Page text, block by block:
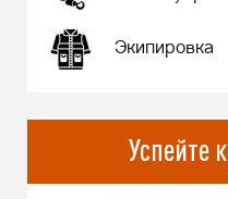
Экипировка
Успейте